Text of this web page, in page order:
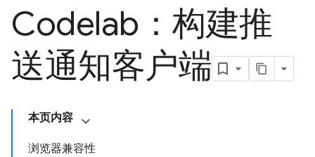
Codelab：构建推
送通知客户端
本页内容
浏览器兼容性